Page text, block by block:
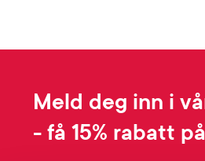
Meld deg inn i
- få 15% rabatt